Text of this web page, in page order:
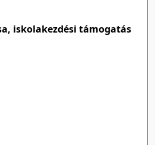
iskolakezdési támogatás